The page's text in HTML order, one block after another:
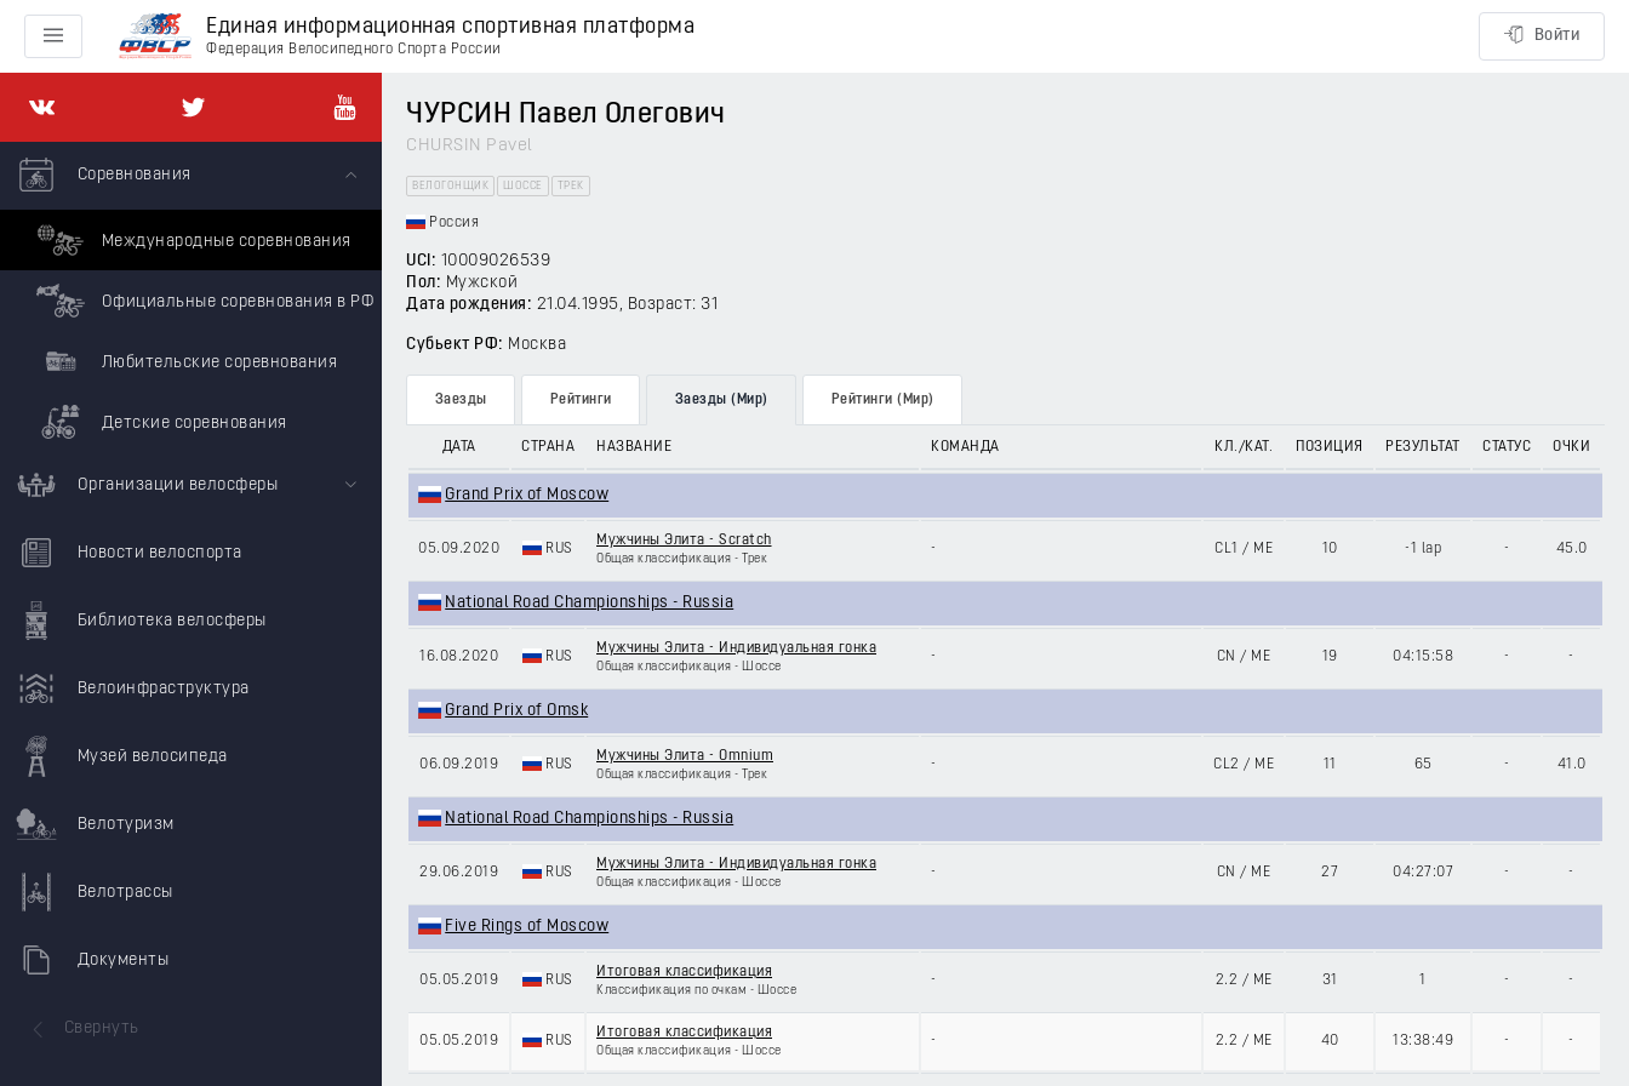
Единая информационная спортивная платформа
Федерация Велосипедного Спорта России
Войти
Соревнования
Международные соревнования
Официальные соревнования в РФ
Любительские соревнования
Детские соревнования
Организации велосферы
Новости велоспорта
Библиотека велосферы
Велоинфраструктура
Музей велосипеда
Велотуризм
Велотрассы
Документы
Свернуть
ЧУРСИН Павел Олегович
CHURSIN Pavel
ВЕЛОГОНЩИК ШОССЕ ТРЕК
Россия
UCI: 10009026539
Пол: Мужской
Дата рождения: 21.04.1995, Возраст: 31
Субьект РФ: Москва
Заезды Рейтинги Заезды (Мир) Рейтинги (Мир)
ДАТА СТРАНА НАЗВАНИЕ КОМАНДА КЛ./КАТ. ПОЗИЦИЯ РЕЗУЛЬТАТ СТАТУС ОЧКИ
Grand Prix of Moscow
05.09.2020 RUS
Мужчины Элита - Scratch
Общая классификация - Трек
- CL1 / ME 10 -1 lap - 45.0
National Road Championships - Russia
16.08.2020 RUS
Мужчины Элита - Индивидуальная гонка
Общая классификация - Шоссе
- CN/ ME 19 04:15:58 - -
Grand Prix of Omsk
06.09.2019 RUS
Мужчины Элита - Omnium
Общая классификация - Трек
- CL2 / ME 11 65 - 41.0
National Road Championships - Russia
29.06.2019 RUS
Мужчины Элита - Индивидуальная гонка
Общая классификация - Шоссе
- CN/ ME 27 04:27:07 - -
Five Rings of Moscow
05.05.2019 RUS
Итоговая классификация
Классификация по очкам - Шоссе
- 2.2 / ME 31 1 - -
05.05.2019 RUS
Итоговая классификация
Общая классификация - Шоссе
- 2.2 / ME 40 13:38:49 - -